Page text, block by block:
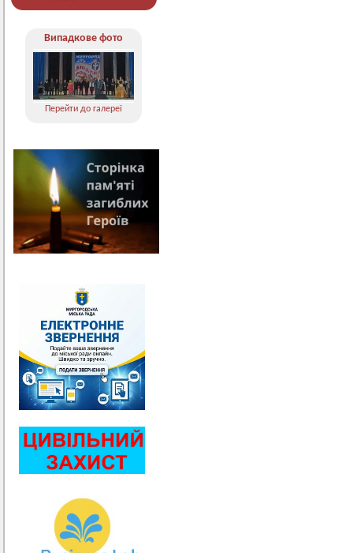
Випадкове фото
Перейти до галереї